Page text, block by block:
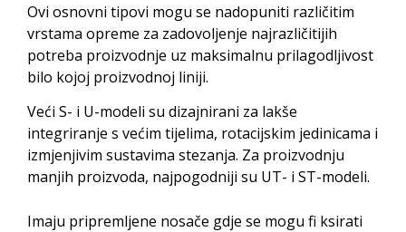
Ovi osnovni tipovi mogu se nadopuniti različitim
vrstama opreme za zadovoljenje najrazličitijih
potreba proizvodnje uz maksimalnu prilagodljivost
bilo kojoj proizvodnoj liniji.
Veći S- i U-modeli su dizajnirani za lakše
integriranje s većim tijelima, rotacijskim jedinicama i
izmjenjivim sustavima stezanja. Za proizvodnju
manjih proizvoda, najpogodniji su UT- i ST-modeli.
Imaju pripremljene nosače gdje se mogu fi ksirati